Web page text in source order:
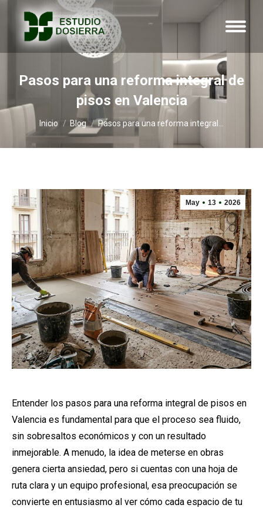
Pasos para una reforma integral de
pisos en Valencia
Estás aquí:
Inicio Blog Pasos para una reforma integral…
May 13 2026
Entender los pasos para una reforma integral de pisos en
Valencia es fundamental para que el proceso sea fluido,
sin sobresaltos económicos y con un resultado
inmejorable. A menudo, la idea de meterse en obras
genera cierta ansiedad, pero si cuentas con una hoja de
ruta clara y un equipo profesional, esa preocupación se
convierte en entusiasmo al ver cómo cada espacio de tu